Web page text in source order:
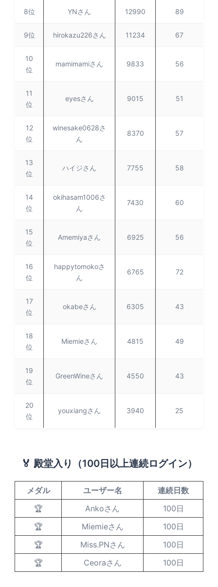
8位 YNさん 12990 89
9位 hirokazu226さん 11234 67
10
位
mamimamiさん 9833 56
11
位
eyesさん 9015 51
12
位
winesake0628さ
ん
8370 57
13
位
ハイジさん 7755 58
14
位
okihasam1006さ
ん
7430 60
15
位
Amemiyaさん 6925 56
16
位
happytomokoさ
ん
6765 72
17
位
okabeさん 6305 43
18
位
Miemieさん 4815 49
19
位
GreenWineさん 4550 43
20
位
youxiangさん 3940 25
🏅 殿堂入り（100日以上連続ログイン）
メダル ユーザー名
連続日数
🏆
Ankoさん
100日
🏆
Miemieさん
100日
🏆
Miss.PNさん
100日
🏆
Ceoraさん 100日